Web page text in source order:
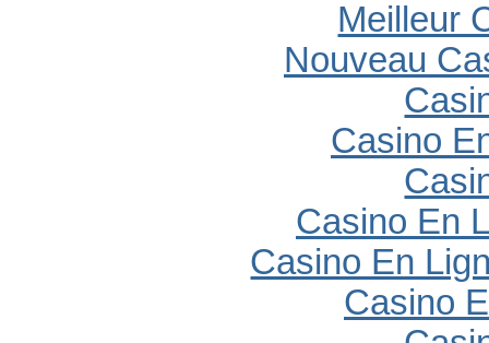
Meilleur
Nouveau
Casino
Casino En
Casino En
Casino